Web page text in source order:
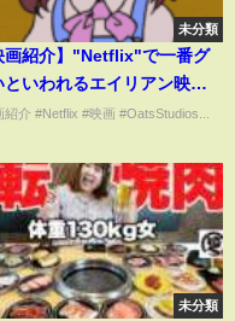
未分類
画紹介】"Netflix"で一番グ
といわれるエイリアン映画1
紹介 #Netflix #映画 #OatsStudios...
未分類